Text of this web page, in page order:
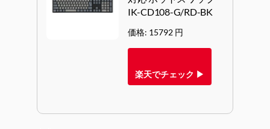
IK-CD108-G/RD-BK
価格: 15792 円
楽天でチェック ▶